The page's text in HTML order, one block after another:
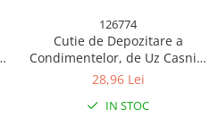
126774
Cutie de Depozitare a
Condimentelor, de Uz Casnic,
cu Maner Stabil, cu Capac, 4
x 14 x 10 cm, Verde
28,96 Lei
IN STOC